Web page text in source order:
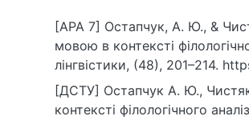
[APA 7] Остапчук, А. Ю., &
мовою в контексті
лінгвістики, (48), 201–214.
[ДСТУ] Остапчук А. Ю.,
контексті філологічного